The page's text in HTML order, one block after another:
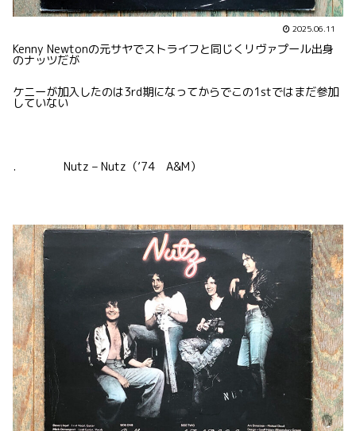
2025.06.11
Kenny Newtonの元サヤでストライフと同じくリヴァプール出身
のナッツだが
ケニーが加入したのは3rd期になってからでこの1stではまだ参加
していない
. Nutz – Nutz（’74 A&M）